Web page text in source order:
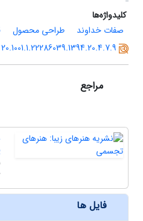
کلیدواژه‌ها
صفات خداوند
طراحی محصول
20.1001.1.22286039.1394.20.4.7.9
مراجع
فایل ها